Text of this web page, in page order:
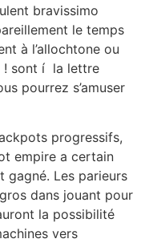
bravissimo
le temps
à l’allochtone ou
! sont í la lettre
pourrez s’amuser
progressifs,
empire a certain
gagné. Les parieurs
dans jouant pour
la possibilité
vers